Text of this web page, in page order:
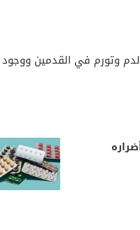
وتورم في القدمين ووجود